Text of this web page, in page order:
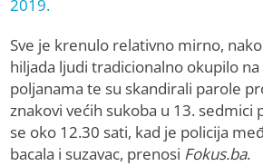
2019.
Sve je krenulo relativno mirno,
hiljada ljudi tradicionalno okupilo na
poljanama te su skandirali parole
znakovi većih sukoba u 13. sedmici
se oko 12.30 sati, kad je policija
bacala i suzavac, prenosi Fokus.ba.